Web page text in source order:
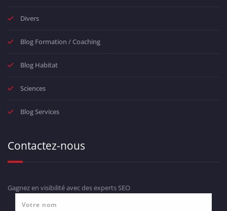
Divers
Blog Formation / Coaching
Blog Habitat
Sciences
Blog Services
Contactez-nous
Gagnez en visibilité avec des experts SEO